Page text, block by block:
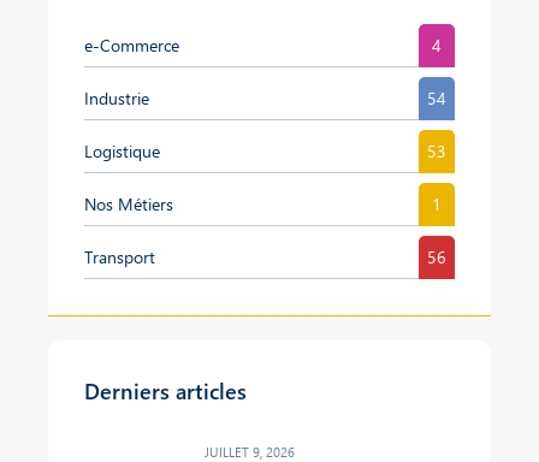
e-Commerce 4
Industrie 54
Logistique 53
Nos Métiers 1
Transport 56
Derniers articles
JUILLET 9, 2026